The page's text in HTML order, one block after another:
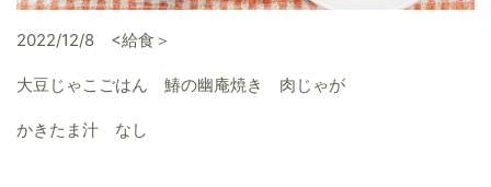
2022/12/8 <給食＞
大豆じゃこごはん 鰆の幽庵焼き 肉じゃが
かきたま汁 なし